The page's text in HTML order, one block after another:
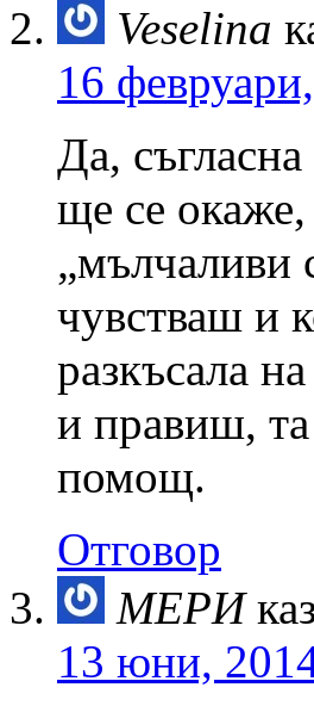
Veselina
16
Да,
ще се
„мълчаливи
чувстваш и
разкъсала
и правиш, та
помощ.
Отговор
МЕРИ
13 юни,